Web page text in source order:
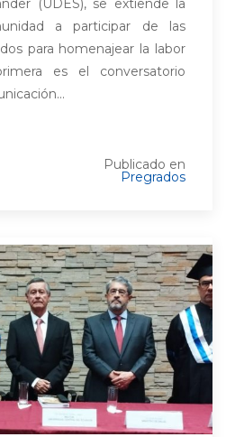
(UDES), se extiende la
a participar de las
para homenajear la labor
es el conversatorio
Publicado en
Pregrados